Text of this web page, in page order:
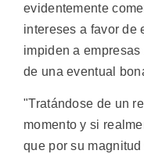
evidentemente
intereses a favor de
impiden a
de una eventual
"Tratándose de un
momento y si
que por su